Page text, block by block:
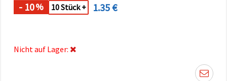
individuell
festlegen.
jederzeit
ändern
- 10% 10 Stück + 1.35 €
Nicht auf Lager: